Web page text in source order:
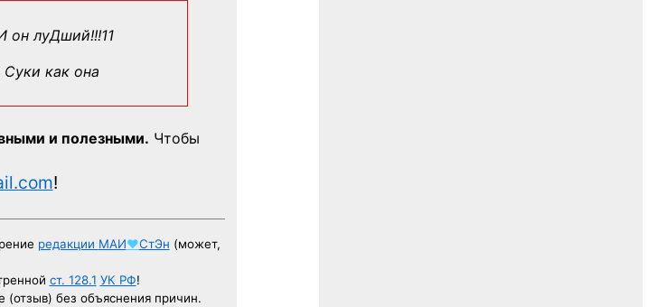
он луДший!!!11
как она
и полезными. Чтобы
!
редакции МАИ♥СтЭн (может,
ст. 128.1 УК РФ!
(отзыв) без объяснения причин.